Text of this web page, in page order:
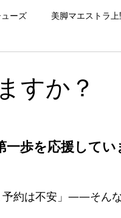
ーズ 美脚マエストラ
ン・ド・コン
すか？
歩を応援してい
予約は不安」――そん